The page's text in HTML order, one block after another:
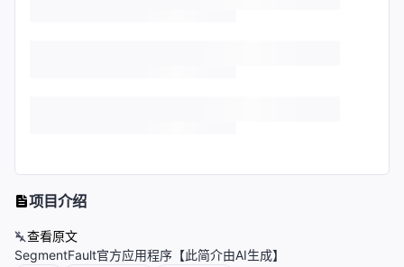
项目介绍
查看原文
SegmentFault官方应用程序【此简介由AI生成】